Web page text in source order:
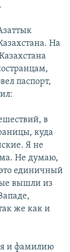
На
паспорт,
в
куда
Я не
Не думаю,
единичный
вышли из
же как и
и фамилию